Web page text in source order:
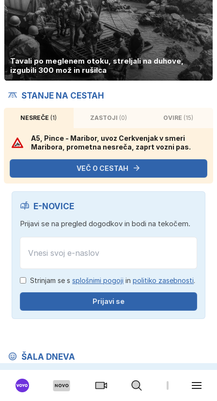
Tavali po meglenem otoku, streljali na duhove,
izgubili 300 mož in rušilca
STANJE NA CESTAH
NESREČE(1) ZASTOJI (0) OVIRE (15)
A5, Pince - Maribor, uvoz Cerkvenjak v smeri
Maribora, prometna nesreča, zaprt vozni pas.
VEČ O CESTAH
E-NOVICE
Prijavi se na pregled dogodkov in bodi na tekočem.
Strinjam se s splošnimi pogoji in politiko zasebnosti.
Prijavi se
ŠALA DNEVA
Učiteljica je pri uri slovenščine na tablo napisala
stavek: "Reven moški je umrl zaradi lakote."